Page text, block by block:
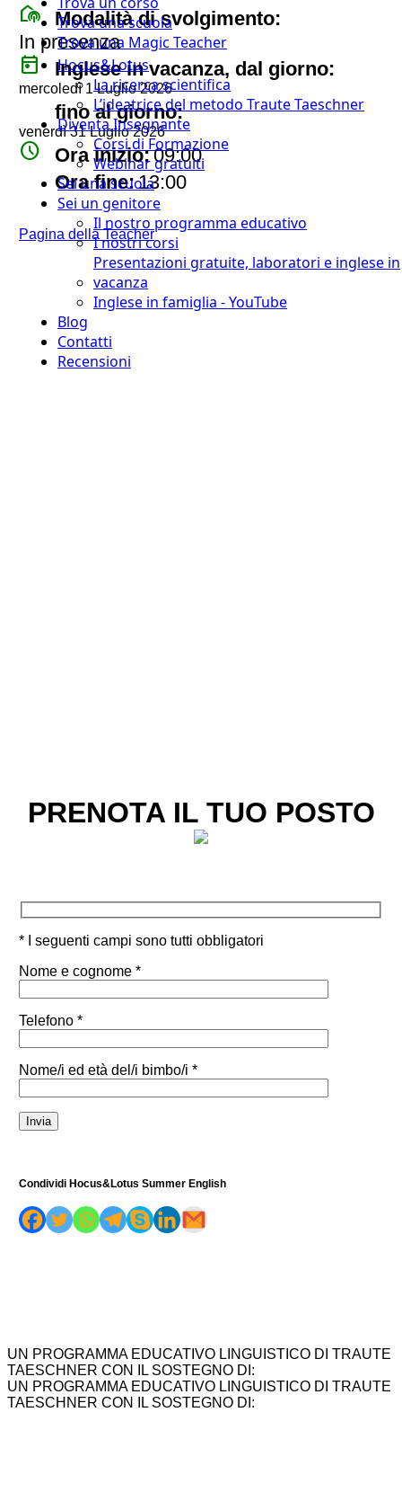
Trova una scuola
Trova una Magic Teacher
Hocus&Lotus
La ricerca scientifica
L’ideatrice del metodo Traute Taeschner
Diventa Insegnante
Corsi di Formazione
Webinar gratuiti
Sei una scuola
Sei un genitore
Il nostro programma educativo
I nostri corsi
Presentazioni gratuite, laboratori e inglese in
vacanza
Inglese in famiglia - YouTube
Blog
Contatti
Recensioni
broadcast_on_personal
Modalità di svolgimento:
In presenza
today Inglese in vacanza, dal giorno:
mercoledì 1 Luglio 2026
fino al giorno:
venerdì 31 Luglio 2026
watch_later Ora inizio:09:00
Ora fine:13:00
Pagina della Teacher
PRENOTA IL TUO POSTO
* I seguenti campi sono tutti obbligatori
Nome e cognome *
Telefono *
Nome/i ed età del/i bimbo/i *
Condividi Hocus&Lotus Summer English
UN PROGRAMMA EDUCATIVO LINGUISTICO DI TRAUTE
TAESCHNER CON IL SOSTEGNO DI:
UN PROGRAMMA EDUCATIVO LINGUISTICO DI TRAUTE
TAESCHNER CON IL SOSTEGNO DI: